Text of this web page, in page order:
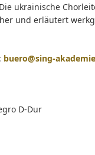
ukrainische
und erläutert
buero@sing-
D-Dur